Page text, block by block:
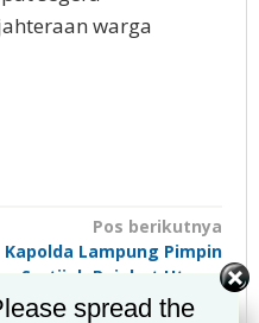
warga
Pos berikutnya
Kapolda Lampung Pimpin
Sertijab Pejabat Utama
Polda Lampung
spread the